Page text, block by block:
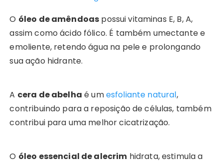
O óleo de amêndoas possui vitaminas E, B, A,
assim como ácido fólico. É também umectante e
emoliente, retendo água na pele e prolongando
sua ação hidrante.
A cera de abelha é umesfoliante natural,
contribuindo para a reposição de células, também
contribui para uma melhor cicatrização.
O óleo essencial de alecrim hidrata, estimula a